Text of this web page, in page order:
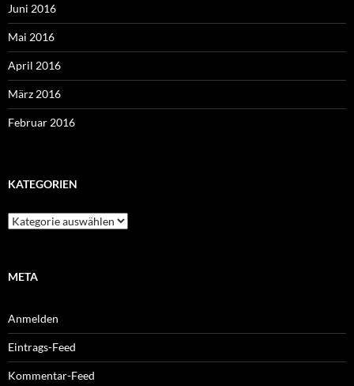
Juni 2016
Mai 2016
April 2016
März 2016
Februar 2016
KATEGORIEN
Kategorien
META
Anmelden
Eintrags-Feed
Kommentar-Feed